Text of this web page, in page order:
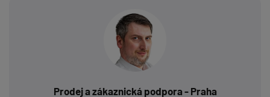
Prodej a zákaznická podpora - Praha